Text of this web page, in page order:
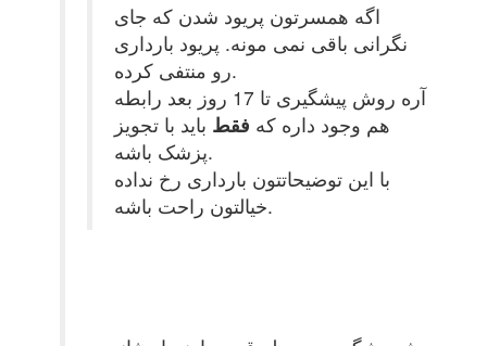
اگه همسرتون پریود شدن که جای
نگرانی باقی نمی مونه. پریود بارداری
رو منتفی کرده.
آره روش پیشگیری تا 17 روز بعد رابطه
هم وجود داره که فقط باید با تجویز
پزشک باشه.
با این توضیحاتتون بارداری رخ نداده
خیالتون راحت باشه.